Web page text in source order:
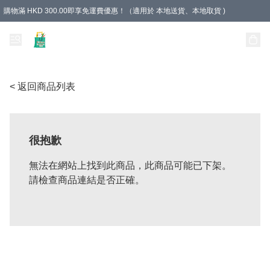
購物滿 HKD 300.00即享免運費優惠！（適用於 本地送貨、本地取貨 )
< 返回商品列表
很抱歉
無法在網站上找到此商品，此商品可能已下架。
請檢查商品連結是否正確。